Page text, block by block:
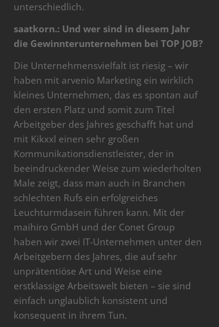
unterschiedlich.
saatkorn.: Und wer sind in diesem Jahr
die Gewinnterunternehmen bei TOP JOB?
Die Unternehmensvielfalt ist riesig – wir
haben mit arvenio Marketing ein wirklich
kleines Unternehmen, das es spontan auf
den ersten Platz und somit zum Titel
Arbeitgeber des Jahres geschafft hat und
mit Kikxxl einen sehr großen
Kommunikationsdienstleister, der in
beeindruckender Weise zum wiederholten
Male zeigt, dass man auch in Branchen
schlechten Rufs ein erfolgreiches
Leuchturmdasein führen kann. Mit der
maihiro GmbH und der Conet Group
haben wir zwei IT-Unternehmen unter den
Arbeitgebern des Jahres, die auf sehr
unprätentiöse Art und Weise eine
erstklassige Arbeitswelt bieten – sie sind
einfach unglaublich konsistent und
konsequent in ihrem Tun.